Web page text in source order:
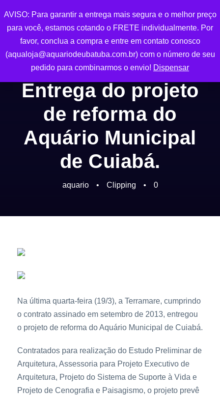
0
Entrega do projeto
de reforma do
Aquário Municipal
de Cuiabá.
aquario • Clipping • 0
Na última quarta-feira (19/3), a Terramare, cumprindo
o contrato assinado em setembro de 2013, entregou
o projeto de reforma do Aquário Municipal de Cuiabá.
Contratados para realização do Estudo Preliminar de
Arquitetura, Assessoria para Projeto Executivo de
Arquitetura, Projeto do Sistema de Suporte à Vida e
Projeto de Cenografia e Paisagismo, o projeto prevê
AVISO: Para garantir a entrega mais segura e o melhor preço
para você, estamos cotando o FRETE individualmente. Por
favor, conclua a compra e entre em contato conosco
(aqualoja@aquariodeubatuba.com.br) com o número de seu
pedido para combinarmos o envio! Dispensar